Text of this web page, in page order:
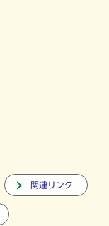
関連リンク